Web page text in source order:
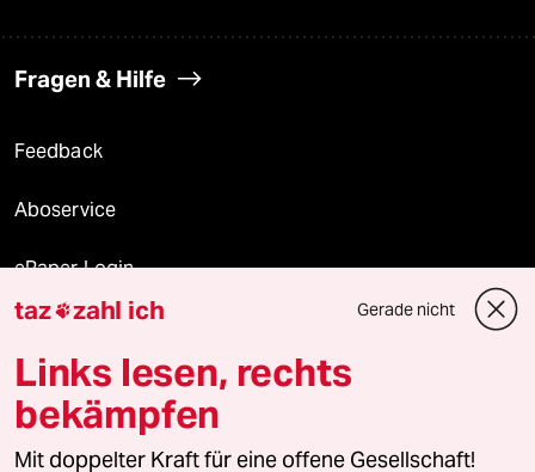
Fragen & Hilfe
Feedback
Aboservice
ePaper Login
Downloads für Abonnierende
© 2026 taz Verlags und Vertriebs GmbH
Alle Rechte vorbehalten. Bei rechtlichen Fragen oder für Genehmigungen
taz zahl ich Gerade nicht
Links lesen, rechts
bekämpfen
Mit doppelter Kraft für eine offene Gesellschaft!